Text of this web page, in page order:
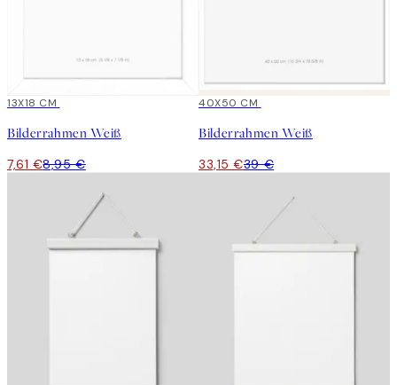
15%*
13X18 CM
Bilderrahmen Weiß
7,61 €8,95 €
15%*
40X50 CM
Bilderrahmen Weiß
33,15 €39 €